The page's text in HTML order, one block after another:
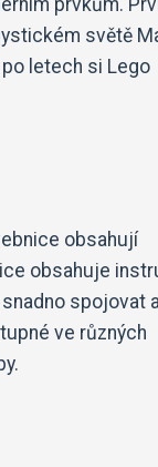
prvkům.
světě
letech si Lego
obsahují
obsahuje
spojovat
ve různých